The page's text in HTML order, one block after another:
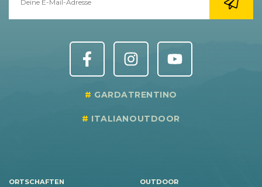
GARDATRENTINO
ITALIANOUTDOOR
ORTSCHAFTEN OUTDOOR